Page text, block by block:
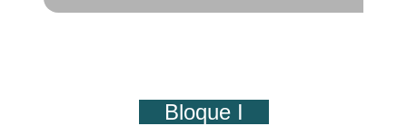
Bloque I